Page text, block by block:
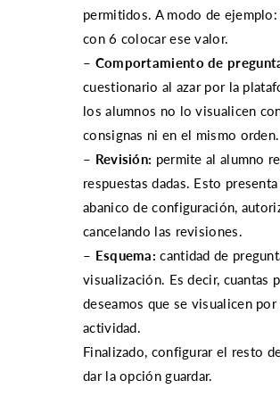
permitidos. A modo de ejemplo:
con 6 colocar ese valor.
– Comportamiento de
cuestionario al azar por la
los alumnos no lo visualicen
consignas ni en el mismo orden.
– Revisión: permite al alumno
respuestas dadas. Esto
abanico de configuración,
cancelando las revisiones.
– Esquema: cantidad de
visualización. Es decir, cuantas
deseamos que se visualicen por
actividad.
Finalizado, configurar el resto
dar la opción guardar.